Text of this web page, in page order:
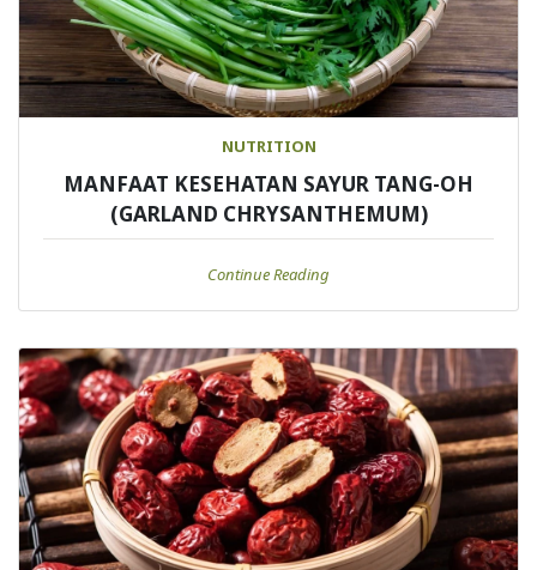
NUTRITION
MANFAAT KESEHATAN SAYUR TANG-OH
(GARLAND CHRYSANTHEMUM)
Continue Reading